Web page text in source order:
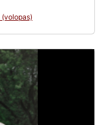
(volopas)